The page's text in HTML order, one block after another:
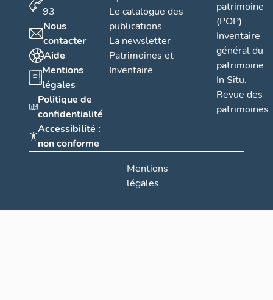
93
Nous
contacter
Aide
Mentions
légales
Politique de
confidentialité
Accessibilité :
non conforme
Le catalogue des
publications
La newsletter
Patrimoines et
Inventaire
patrimoine
(POP)
Inventaire
général du
patrimoine
In Situ.
Revue des
patrimoines
Mentions
légales